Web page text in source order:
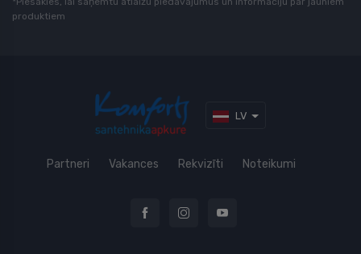
produktiem
LV
Partneri Vakances Rekvizīti Noteikumi